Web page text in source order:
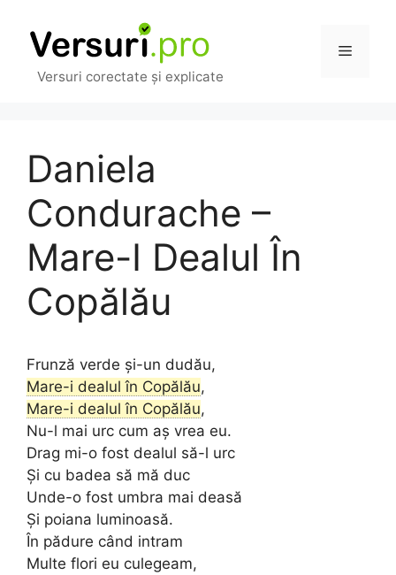
conținut
Versuri corectate și explicate
Meniu
Daniela
Condurache –
Mare-I Dealul În
Copălău
Frunză verde și-un dudău,
Mare-i dealul în Copălău,
Mare-i dealul în Copălău,
Nu-l mai urc cum aș vrea eu.
Drag mi-o fost dealul să-l urc
Și cu badea să mă duc
Unde-o fost umbra mai deasă
Și poiana luminoasă.
În pădure când intram
Multe flori eu culegeam,